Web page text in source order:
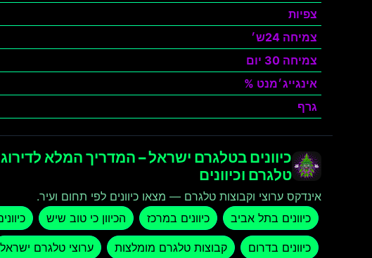
צפיות
צמיחה 24ש׳
צמיחה 30 יום
אינגייג׳מנט %
גרף
כיוונים בטלגרם ישראל – המדריך המלא לדירוג
טלגרם וכיוונים
אינדקס ערוצי וקבוצות טלגרם — מצאו כיוונים לפי תחום ועיר.
כיוונים בתל אביב
כיוונים במרכז הכיוון כי טוב שיש
כיוונים בדרום קבוצות טלגרם מומלצות ערוצי טלגרם ישראל